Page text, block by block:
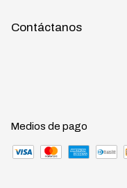
Contáctanos
Medios de pago